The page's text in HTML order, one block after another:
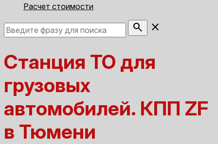
Расчет стоимости
search close
Станция ТО для
грузовых
автомобилей. КПП ZF
в Тюмени